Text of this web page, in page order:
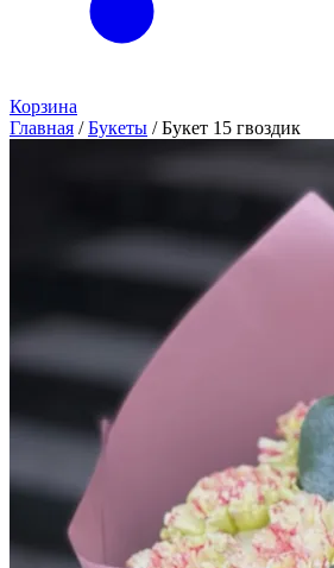
Корзина
Главная / Букеты / Букет 15 гвоздик